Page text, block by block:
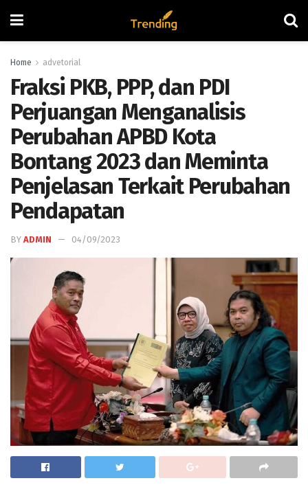
Home advetorial
Fraksi PKB, PPP, dan PDI
Perjuangan Menganalisis
Perubahan APBD Kota
Bontang 2023 dan Meminta
Penjelasan Terkait Perubahan
Pendapatan
BY ADMIN 04/09/2023